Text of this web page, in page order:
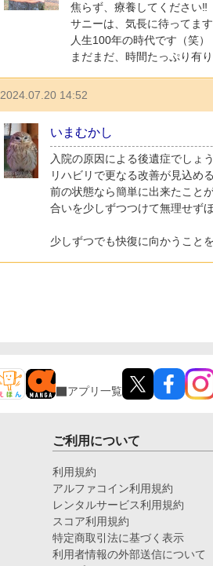
焦らず、療養してください‼︎
サニーは、気長に待ってま
人生100年の時代です（笑）
まだまだ、時間たっぷり有
2024.07.20 14:52
いまむかし
入院の原因による後遺症でしょう
リハビリで更なる改善が見込め
前の状態なら簡単に出来たこと
合いを少しずつつけて無理せず
少しずつでも快復に向かうこと
アプリ一覧
ご利用について
利用規約
アルファコイン利用規約
レンタルサービス利用規約
スコア利用規約
特定商取引法に基づく表示
利用者情報の外部送信について